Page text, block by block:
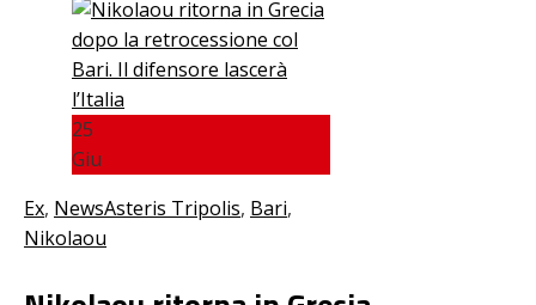
25
Giu
Ex, NewsAsteris Tripolis, Bari,
Nikolaou